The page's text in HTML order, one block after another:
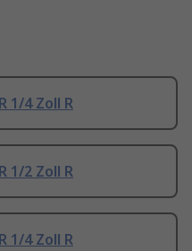
1/4 Zoll R
1/2 Zoll R
1/4 Zoll R